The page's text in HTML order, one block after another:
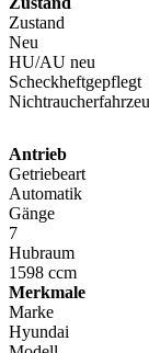
Zustand
Neu
HU/AU neu
Scheckheftgepflegt
Antrieb
Getriebeart
Automatik
Gänge
7
Hubraum
1598 ccm
Merkmale
Marke
Hyundai